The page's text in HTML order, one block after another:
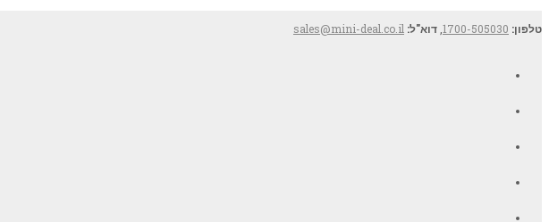
טלפון: 1700-505030 דוא"ל: sales@mini-deal.co.il